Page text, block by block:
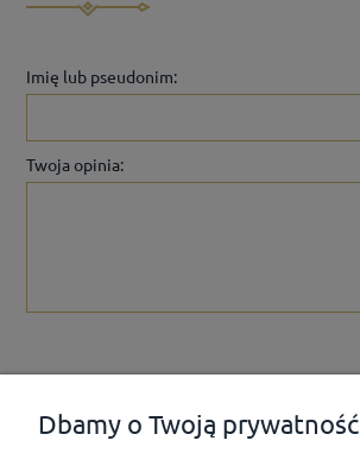
Imię lub pseudonim:
Twoja opinia:
Dbamy o Twoją prywatność